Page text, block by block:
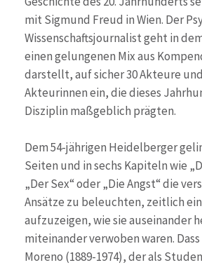
mit Sigmund Freud in Wien. Der
Wissenschaftsjournalist geht in
einen gelungenen Mix aus
darstellt, auf sicher 30 Akteure
Akteurinnen ein, die dieses
Disziplin maßgeblich prägten.
Dem 54-jährigen Heidelberger
Seiten und in sechs Kapiteln wie
„Der Sex“ oder „Die Angst“ die
Ansätze zu beleuchten, zeitlich
aufzuzeigen, wie sie auseinander
miteinander verwoben waren.
Moreno (1889-1974), der als